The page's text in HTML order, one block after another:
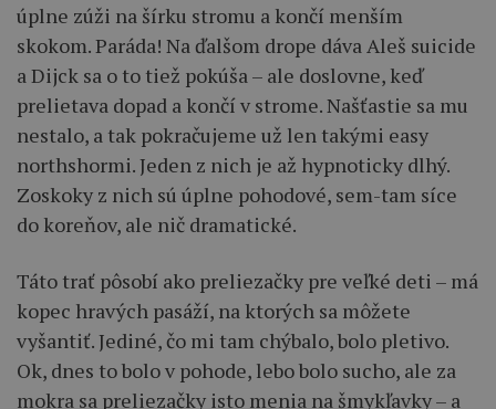
úplne zúži na šírku stromu a končí menším
skokom. Paráda! Na ďalšom drope dáva Aleš suicide
a Dijck sa o to tiež pokúša – ale doslovne, keď
prelietava dopad a končí v strome. Našťastie sa mu
nestalo, a tak pokračujeme už len takými easy
northshormi. Jeden z nich je až hypnoticky dlhý.
Zoskoky z nich sú úplne pohodové, sem-tam síce
do koreňov, ale nič dramatické.
Táto trať pôsobí ako preliezačky pre veľké deti – má
kopec hravých pasáží, na ktorých sa môžete
vyšantiť. Jediné, čo mi tam chýbalo, bolo pletivo.
Ok, dnes to bolo v pohode, lebo bolo sucho, ale za
mokra sa preliezačky isto menia na šmykľavky – a